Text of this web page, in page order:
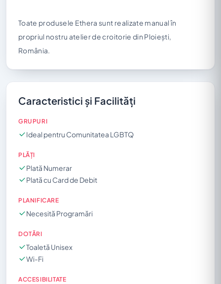
Toate produsele Ethera sunt realizate manual în
propriul nostru atelier de croitorie din Ploiești,
România.
Caracteristici și Facilități
GRUPURI
Ideal pentru Comunitatea LGBTQ
PLĂȚI
Plată Numerar
Plată cu Card de Debit
PLANIFICARE
Necesită Programări
DOTĂRI
Toaletă Unisex
Wi-Fi
ACCESIBILITATE